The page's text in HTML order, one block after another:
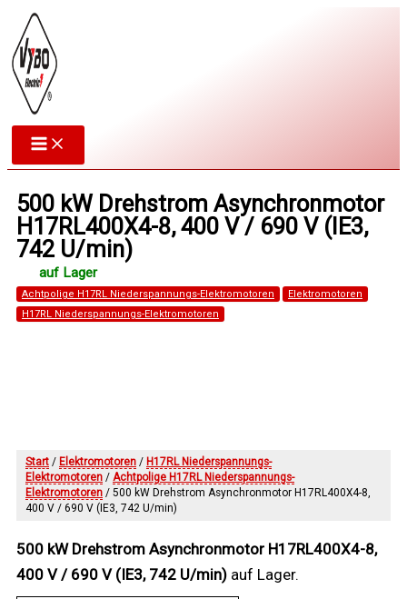
Zum
Inhalt
springen
500 kW Drehstrom Asynchronmotor
H17RL400X4-8, 400 V / 690 V (IE3,
742 U/min)
Achtpolige H17RL Niederspannungs-Elektromotoren
Elektromotoren
H17RL Niederspannungs-Elektromotoren
Start / Elektromotoren / H17RL Niederspannungs-
Elektromotoren / Achtpolige H17RL Niederspannungs-
Elektromotoren / 500 kW Drehstrom Asynchronmotor H17RL400X4-8,
400 V / 690 V (IE3, 742 U/min)
500 kW Drehstrom Asynchronmotor H17RL400X4-8,
400 V / 690 V (IE3, 742 U/min) auf Lager.